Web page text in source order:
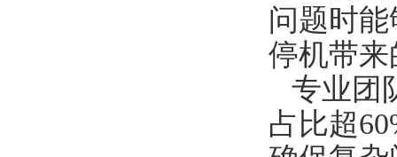
问题时
停机带
专业团
占比超